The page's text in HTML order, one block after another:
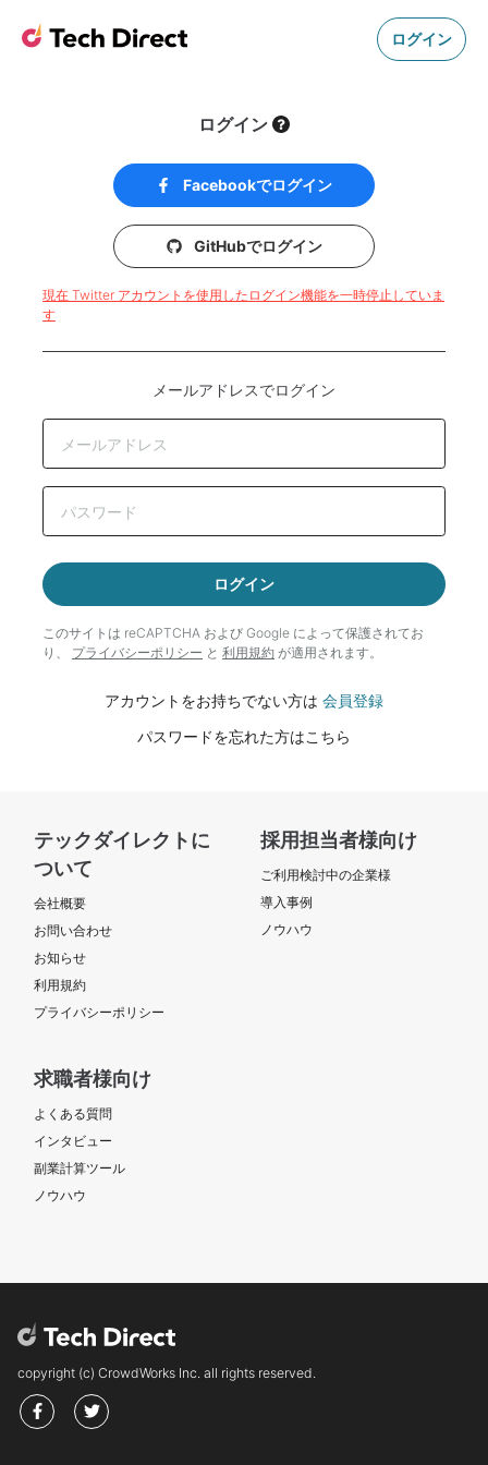
ログイン
ログイン
Facebookでログイン
GitHubでログイン
現在 Twitter アカウントを使用したログイン機能を一時停止していま
す
メールアドレスでログイン
ログイン
このサイトは reCAPTCHA および Google によって保護されてお
り、 プライバシーポリシー と 利用規約 が適用されます。
アカウントをお持ちでない方は 会員登録
パスワードを忘れた方はこちら
テックダイレクトに
ついて
会社概要
お問い合わせ
お知らせ
利用規約
プライバシーポリシー
採用担当者様向け
ご利用検討中の企業様
導入事例
ノウハウ
求職者様向け
よくある質問
インタビュー
副業計算ツール
ノウハウ
copyright (c) CrowdWorks Inc. all rights reserved.